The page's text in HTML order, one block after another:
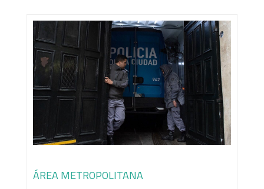
ÁREA METROPOLITANA